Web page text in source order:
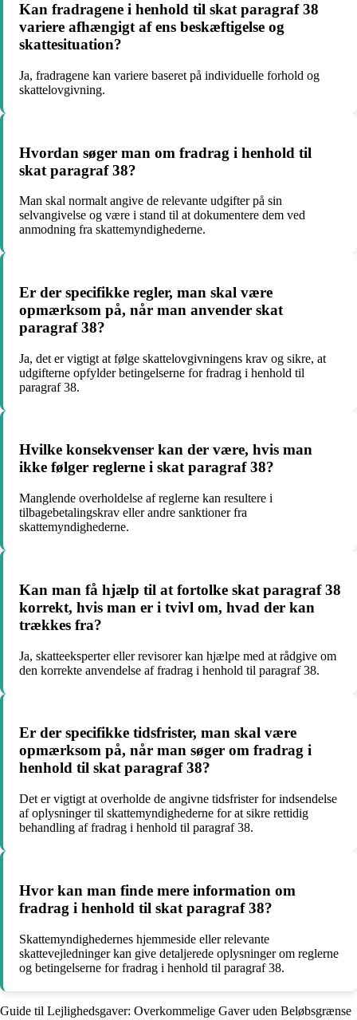
Kan fradragene i henhold til skat paragraf 38
variere afhængigt af ens beskæftigelse og
skattesituation?
Ja, fradragene kan variere baseret på individuelle forhold og
skattelovgivning.
Hvordan søger man om fradrag i henhold til
skat paragraf 38?
Man skal normalt angive de relevante udgifter på sin
selvangivelse og være i stand til at dokumentere dem ved
anmodning fra skattemyndighederne.
Er der specifikke regler, man skal være
opmærksom på, når man anvender skat
paragraf 38?
Ja, det er vigtigt at følge skattelovgivningens krav og sikre, at
udgifterne opfylder betingelserne for fradrag i henhold til
paragraf 38.
Hvilke konsekvenser kan der være, hvis man
ikke følger reglerne i skat paragraf 38?
Manglende overholdelse af reglerne kan resultere i
tilbagebetalingskrav eller andre sanktioner fra
skattemyndighederne.
Kan man få hjælp til at fortolke skat paragraf 38
korrekt, hvis man er i tvivl om, hvad der kan
trækkes fra?
Ja, skatteeksperter eller revisorer kan hjælpe med at rådgive om
den korrekte anvendelse af fradrag i henhold til paragraf 38.
Er der specifikke tidsfrister, man skal være
opmærksom på, når man søger om fradrag i
henhold til skat paragraf 38?
Det er vigtigt at overholde de angivne tidsfrister for indsendelse
af oplysninger til skattemyndighederne for at sikre rettidig
behandling af fradrag i henhold til paragraf 38.
Hvor kan man finde mere information om
fradrag i henhold til skat paragraf 38?
Skattemyndighedernes hjemmeside eller relevante
skattevejledninger kan give detaljerede oplysninger om reglerne
og betingelserne for fradrag i henhold til paragraf 38.
Guide til Lejlighedsgaver: Overkommelige Gaver uden Beløbsgrænse